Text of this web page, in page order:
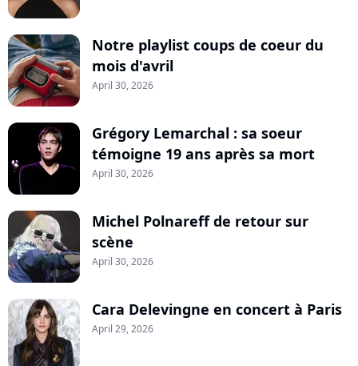
Notre playlist coups de coeur du
mois d'avril
April 30, 2026
Grégory Lemarchal : sa soeur
témoigne 19 ans après sa mort
April 30, 2026
Michel Polnareff de retour sur
scène
April 30, 2026
Cara Delevingne en concert à Paris
April 29, 2026